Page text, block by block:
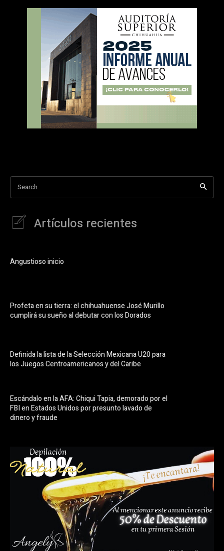
Search
Artículos recientes
Angustioso inicio
Profeta en su tierra: el chihuahuense José Murillo
cumplirá su sueño al debutar con los Dorados
Definida la lista de la Selección Mexicana U20 para
los Juegos Centroamericanos y del Caribe
Escándalo en la AFA: Chiqui Tapia, demorado por el
FBI en Estados Unidos por presunto lavado de
dinero y fraude